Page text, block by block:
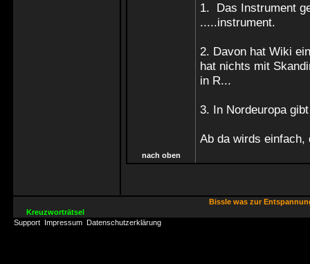
1. Das Instrument
.....instrument.
2. Davon hat Wiki
hat nichts mit
in R...
3. In Nordeuropa
Ab da wirds einfach,
nach oben
Bissle was zur
Kreuzworträtsel
Support Impressum Datenschutzerklärung